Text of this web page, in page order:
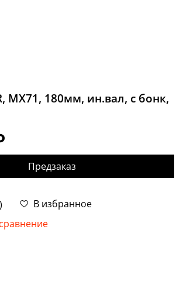
MX71, 180мм, ин.вал, с бонк,
В избранное
Предзаказ